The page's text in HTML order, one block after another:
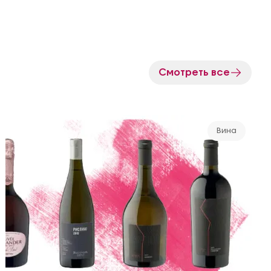
Смотреть все
Вина